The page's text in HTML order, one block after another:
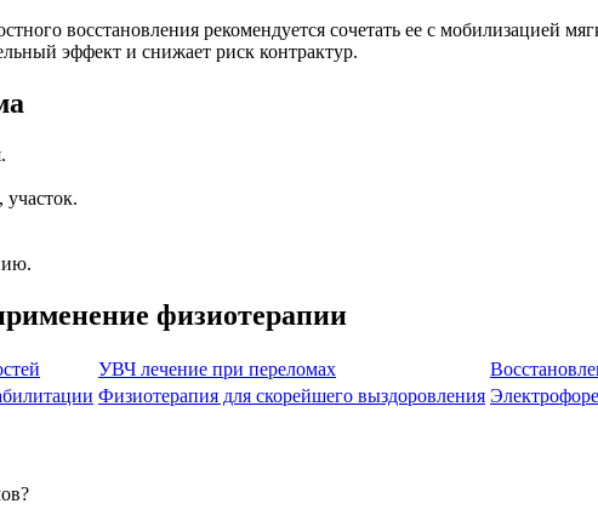
восстановления рекомендуется сочетать ее с мобилизацией
эффект и снижает риск контрактур.
физиотерапии
УВЧ лечение при переломах
Физиотерапия для скорейшего выздоровления